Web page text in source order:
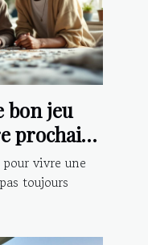
bon jeu
prochaine
vivre une
toujours